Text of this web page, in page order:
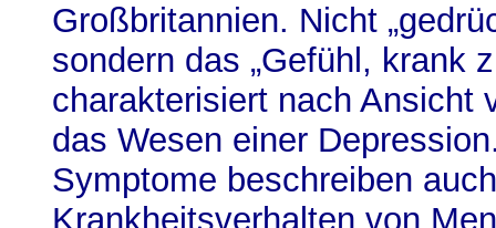
Großbritannien. Nicht
sondern das „Gefühl, krank
charakterisiert nach Ansicht
das Wesen einer
Symptome beschreiben
Krankheitsverhalten von